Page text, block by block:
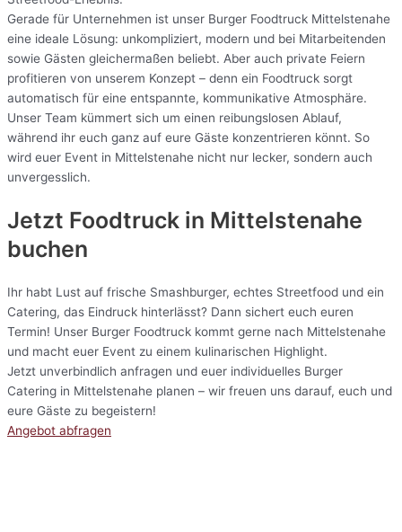
Gerade für Unternehmen ist unser Burger Foodtruck Mittelstenahe
eine ideale Lösung: unkompliziert, modern und bei Mitarbeitenden
sowie Gästen gleichermaßen beliebt. Aber auch private Feiern
profitieren von unserem Konzept – denn ein Foodtruck sorgt
automatisch für eine entspannte, kommunikative Atmosphäre.
Unser Team kümmert sich um einen reibungslosen Ablauf,
während ihr euch ganz auf eure Gäste konzentrieren könnt. So
wird euer Event in Mittelstenahe nicht nur lecker, sondern auch
unvergesslich.
Jetzt Foodtruck in Mittelstenahe
buchen
Ihr habt Lust auf frische Smashburger, echtes Streetfood und ein
Catering, das Eindruck hinterlässt? Dann sichert euch euren
Termin! Unser Burger Foodtruck kommt gerne nach Mittelstenahe
und macht euer Event zu einem kulinarischen Highlight.
Jetzt unverbindlich anfragen und euer individuelles Burger
Catering in Mittelstenahe planen – wir freuen uns darauf, euch und
eure Gäste zu begeistern!
Angebot abfragen